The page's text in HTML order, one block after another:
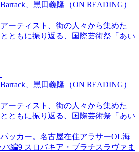
、黒田義隆（ON READING）
ーティスト、街の人々から集めた
ともに振り返る、国際芸術祭「あい
、黒田義隆（ON READING）
ーティスト、街の人々から集めた
ともに振り返る、国際芸術祭「あい
ッカー。名古屋在住アラサーOL海
編9 スロバキア・ブラチスラヴァま